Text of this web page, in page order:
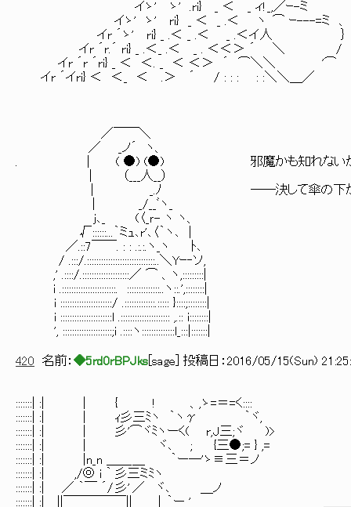
イゝ' ゝ' .ri} _ ＜ _ ィ! _,／ｰ-ミ f´￣
イゝ' ゝ' ri} _ ＜ _ .＜ ヽ ⌒ ｰ---=ミ 、 |
イr ´ゝ' ri} _ .＜ _ .＜ _ .＜イ 人 ｝ ヽ
イr ´r.´ ri} _ .＜_ .＜ _ . ＜＜＞ ´ ＼ /
イr ´r ´ri} _ ＜ ＜. _ ＜ ＜＞ ´ ⌒＼＼ '⌒
イr ´イri} ＜ ＜_ ＜ .＞ ´ / : : : : :＼＼＿／
／￣￣＼
／ _ノ´ ヽ、
. ｜ ( ●) (●) 邪魔かも知れないが、ずっ
｜ （___人__）
| _.ﾉ ――決して傘の下から身を乗り
| _/__ﾞヽ_
j､_ (〈_ｒ- ヽ ヽ、
√::::::...｀ミｭ､r'､〈｀ヽ､ |
／.::7￣￣. : : .:.:.ヽ_ヽ ﾄ､
/ .:::/.:::::::::::::::::::::::::::::..＼Yｰ‐ソ,
,' .::::/.::::::::::::::::::::／ ⌒ 、ヽ,:::::::::|
i .:::::::::::::::::::::::. ::::::::::::::..ヽ::.',::::::::|
i ::::::::::::::::::::::/ .:::::::::::::.::::: }::::;::::::::|
i ::::::::::::::::::::::l .::::::::::::::::::::: ,.:: i::::::::|
', :::::::::::::::::::::;i .::::ヽ::::::::::::::l_:::|:::::::|
420 名前： ◆5rd0rBPJks sage ] 投稿日： 2016/05/15(Sun)
:::::::| :| | { ! 、,ゝ=＝=く::::
:::::::| :| | ｨ彡三ﾐヽ ｀ヽγ ｀ヾ,
:::::::| :| | 彡'⌒ヾﾐヽーく( r,J三;ヾ )>
:::::::| :| | ヾ､ ; {三●;= } ,= ′
:::::::| :| |n_n ＿＿ ＿ ｀ー―'ゝ≡三＝
:::::::| :| ,/◎ i ｀ 彡三
:::::::| :| ／ ｀￣ ´/ 彡' ／
:::::::| :| ||￣￣￣￣￣|| | ｀ー